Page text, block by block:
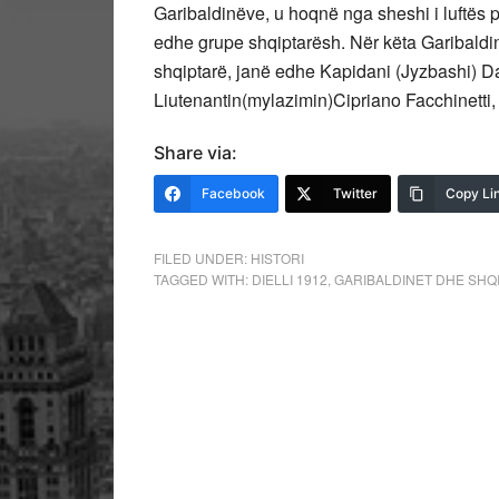
Garibaldinëve, u hoqnë nga sheshi i luftës
edhe grupe shqiptarësh. Nër këta
shqiptarë, janë edhe Kapidani (Jyzbashi)
Liutenantin(mylazimin)Cipriano
Share via:
Facebook Twitter Copy
FILED UNDER: HISTORI
TAGGED WITH: DIELLI 1912 GARIBALDINET DHE